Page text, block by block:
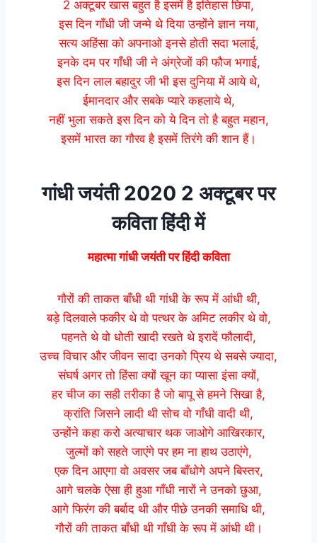
2 अक्टूबर खास बहुत है इसमें है इतिहास छिपा,
इस दिन गाँधी जी जन्मे थे दिया उन्होंने ज्ञान नया,
सत्य अहिंसा को अपनाओ इनसे होती सदा भलाई,
इनके दम पर गाँधी जी ने अंग्रेजों की फौज भगाई,
इस दिन लाल बहादुर जी भी इस दुनिया में आये थे,
ईमानदार और सबके प्यारे कहलाये थे,
नहीं भुला सकते इस दिन को ये दिन तो है बहुत महान,
इसमें भारत का गौरव है इसमें तिरंगे की शान हैं।
गांधी जयंती 2020 2 अक्टूबर पर
कविता हिंदी में
महात्मा गांधी जयंती पर हिंदी कविता
गौरों की ताकत बाँधी थी गांधी के रूप में आंधी थी,
बड़े दिलवाले फकीर थे वो पत्थर के अमिट लकीर थे वो,
पहनते थे वो धोती खादी रखते थे इरादें फौलादी,
उच्च विचार और जीवन सादा उनको प्रिय थे सबसे ज्यादा,
संघर्ष अगर तो हिंसा क्यों खून का प्यासा इंसा क्यों,
हर चीज का सही तरीका है जो बापू से हमने सिखा है,
क्रांति जिसने लादी थी सोच वो गाँधी वादी थी,
उन्होंने कहा करो अत्याचार थक जाओगे आखिरकार,
जुल्मों को सहते जाएंगे पर हम ना हाथ उठाएंगे,
एक दिन आएगा वो अवसर जब बाँधोगे अपने बिस्तर,
आगे चलके ऐसा ही हुआ गाँधी नारों ने उनको छुआ,
आगे फिरंग की बर्बाद थी और पीछे उनकी समाधि थी,
गौरों की ताकत बाँधी थी गाँधी के रूप में आंधी थी।